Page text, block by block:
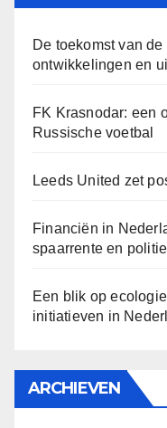
De toekomst van
ontwikkelingen en
FK Krasnodar: een
Russische voetbal
Leeds United zet
Financiën in
spaarrente en
Een blik op
initiatieven in
ARCHIEVEN